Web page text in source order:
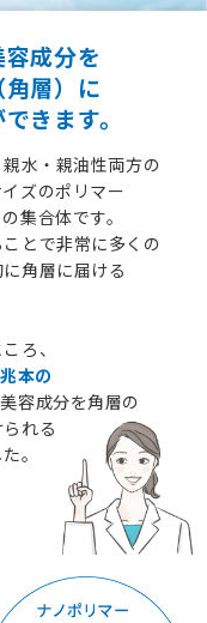
成分を
角層）に
きます。
水・親油性両方の
ズのポリマー
集合体です。
とで非常に多くの
角層に届ける
ろ、
本の
容成分を角層の
れる
。